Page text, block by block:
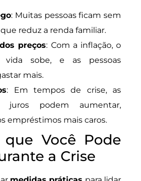
: Muitas pessoas ficam sem
reduz a renda familiar.
preços: Com a inflação, o
sobe, e as pessoas
mais.
: Em tempos de crise, as
juros podem aumentar,
empréstimos mais caros.
que Você Pode
a Crise